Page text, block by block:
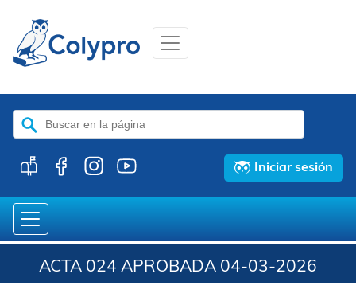
Buscar:
Iniciar sesión
ACTA 024 APROBADA 04-03-2026